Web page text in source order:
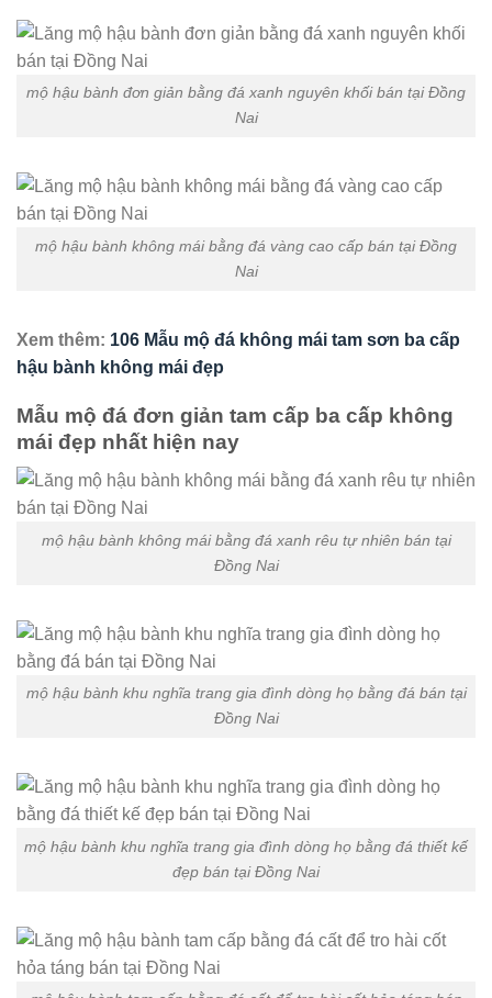
mộ hậu bành đơn giản bằng đá xanh nguyên khối bán tại Đồng
Nai
mộ hậu bành không mái bằng đá vàng cao cấp bán tại Đồng
Nai
Xem thêm: 106 Mẫu mộ đá không mái tam sơn ba cấp
hậu bành không mái đẹp
Mẫu mộ đá đơn giản tam cấp ba cấp không
mái đẹp nhất hiện nay
mộ hậu bành không mái bằng đá xanh rêu tự nhiên bán tại
Đồng Nai
mộ hậu bành khu nghĩa trang gia đình dòng họ bằng đá bán tại
Đồng Nai
mộ hậu bành khu nghĩa trang gia đình dòng họ bằng đá thiết kế
đẹp bán tại Đồng Nai